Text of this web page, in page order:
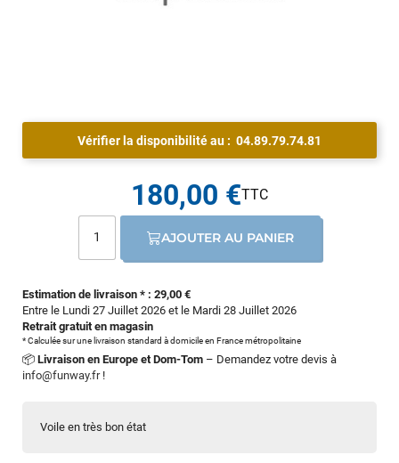
Voile en très bon état
Vérifier la disponibilité au : 04.89.79.74.81
Estimation de livraison * : 29,00 €
Entre le Lundi 27 Juillet 2026 et le Mardi 28 Juillet 2026
Retrait gratuit en magasin
* Calculée sur une livraison standard à domicile en France métropolitaine
📦 Livraison en Europe et Dom-Tom – Demandez votre devis à
info@funway.fr!
180,00 €
AJOUTER AU PANIER